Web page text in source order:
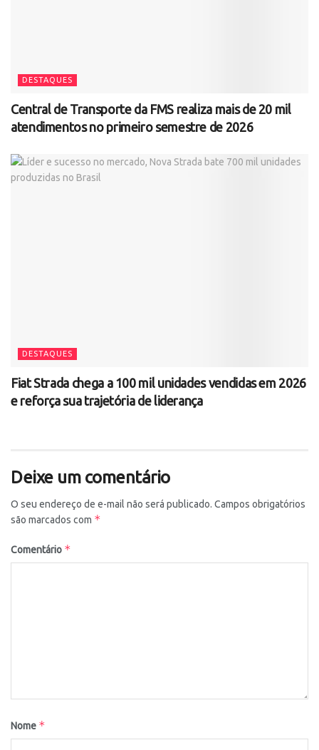
DESTAQUES
Central de Transporte da FMS realiza mais de 20 mil
atendimentos no primeiro semestre de 2026
DESTAQUES
Fiat Strada chega a 100 mil unidades vendidas em 2026
e reforça sua trajetória de liderança
Deixe um comentário
O seu endereço de e-mail não será publicado. Campos obrigatórios
são marcados com *
Comentário *
Nome *